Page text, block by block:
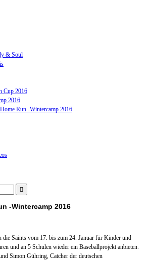
& Soul
Cup 2016
2016
Run -Wintercamp 2016
-Wintercamp 2016
die Saints vom 17. bis zum 24. Januar für Kinder und
und an 5 Schulen wieder ein Baseballprojekt anbieten.
Simon Gühring, Catcher der deutschen